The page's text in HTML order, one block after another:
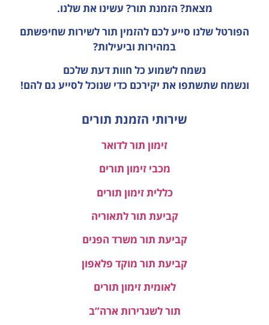
מצאת? הזמנת תור? עשינו את שלנו.
הפורטל שלנו סייע לכם להזמין תור לשירות שחיפשתם
במהירות וביעילות?
נשמח לשמוע כל חוות דעתשלכם
ונשמח שתשתפו את יקירכם כדי שנוכל לסייע גם להם!
שירותי הזמנת תורים
זימון תור לדואר
מכבי זימון תורים
כללית זימון תורים
קביעת תור לתאוריה
קביעת תור משרד הפנים
קביעת תור מוקד פלאפון
לאומית זימון תורים
תור לשגרירות ארה”ב